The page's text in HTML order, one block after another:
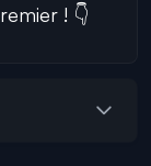
! 👇